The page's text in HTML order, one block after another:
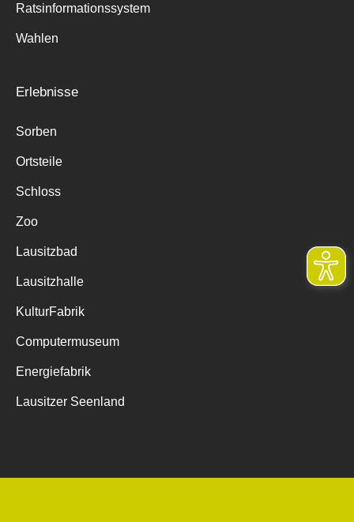
Ratsinformationssystem
Wahlen
Erlebnisse
Sorben
Ortsteile
Schloss
Zoo
Lausitzbad
Lausitzhalle
KulturFabrik
Computermuseum
Energiefabrik
Lausitzer Seenland